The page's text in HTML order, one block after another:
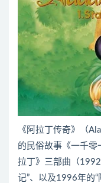
《阿拉丁传奇》（
的民俗故事《一千零
拉丁》三部曲（
记”、以及1996年的